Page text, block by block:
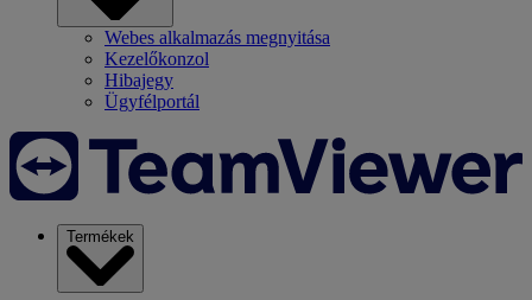
Webes alkalmazás megnyitása
Kezelőkonzol
Hibajegy
Ügyfélportál
Termékek